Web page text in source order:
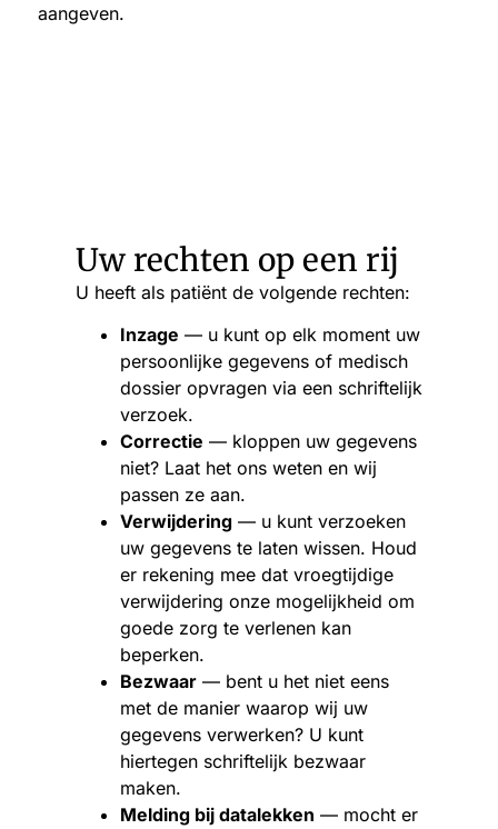
aangeven.
Uw rechten op een rij
U heeft als patiënt de volgende rechten:
Inzage — u kunt op elk moment uw
persoonlijke gegevens of medisch
dossier opvragen via een schriftelijk
verzoek.
Correctie — kloppen uw gegevens
niet? Laat het ons weten en wij
passen ze aan.
Verwijdering — u kunt verzoeken
uw gegevens te laten wissen. Houd
er rekening mee dat vroegtijdige
verwijdering onze mogelijkheid om
goede zorg te verlenen kan
beperken.
Bezwaar — bent u het niet eens
met de manier waarop wij uw
gegevens verwerken? U kunt
hiertegen schriftelijk bezwaar
maken.
Melding bij datalekken — mocht er